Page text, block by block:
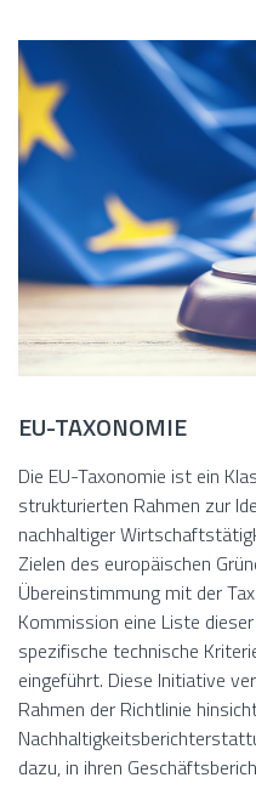
EU-TAXONOMIE
Die EU-Taxonomie ist ein
strukturierten Rahmen zur
nachhaltiger
Zielen des europäischen
Übereinstimmung mit der
Kommission eine Liste
spezifische technische
eingeführt. Diese Initiative
Rahmen der Richtlinie
dazu, in ihren